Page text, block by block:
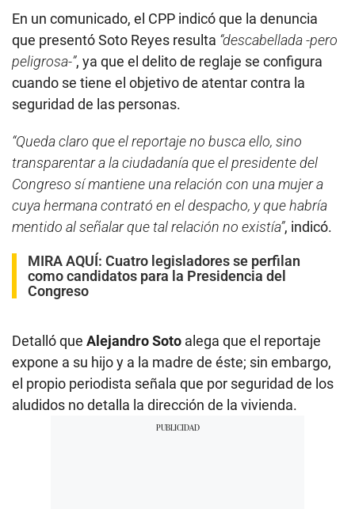
En un comunicado, el CPP indicó que la denuncia
que presentó Soto Reyes resulta “descabellada -pero
peligrosa-”, ya que el delito de reglaje se configura
cuando se tiene el objetivo de atentar contra la
seguridad de las personas.
“Queda claro que el reportaje no busca ello, sino
transparentar a la ciudadanía que el presidente del
Congreso sí mantiene una relación con una mujer a
cuya hermana contrató en el despacho, y que habría
mentido al señalar que tal relación no existía”, indicó.
MIRA AQUÍ: Cuatro legisladores se perfilan
como candidatos para la Presidencia del
Congreso
Detalló que Alejandro Soto alega que el reportaje
expone a su hijo y a la madre de éste; sin embargo,
el propio periodista señala que por seguridad de los
aludidos no detalla la dirección de la vivienda.